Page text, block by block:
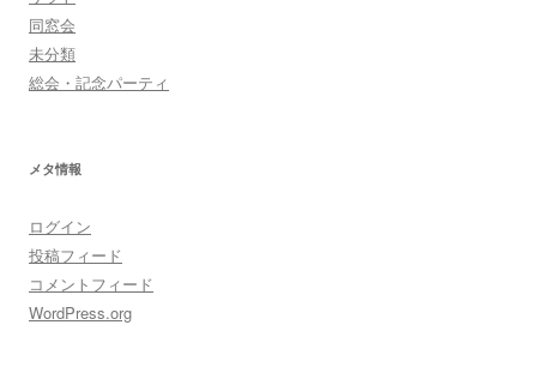
同窓会
未分類
総会・記念パーティ
メタ情報
ログイン
投稿フィード
コメントフィード
WordPress.org